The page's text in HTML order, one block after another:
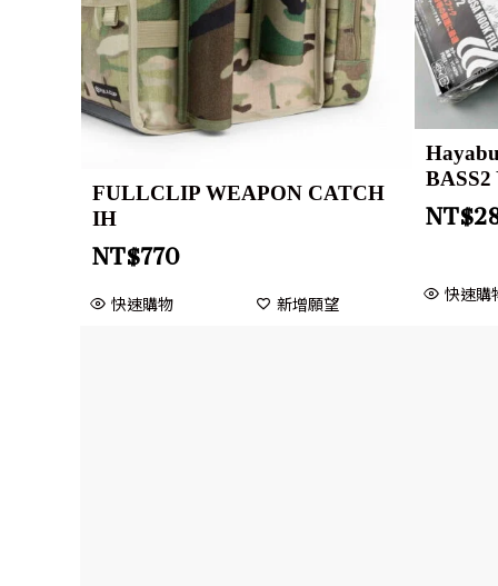
FULLCLIP WEAPON CATCH
IH
NT$770
快速購物 新增願望
BASS2
NT$
快速購